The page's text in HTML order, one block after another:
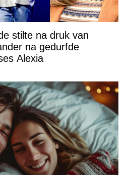
stilte na druk van
na gedurfde
Alexia